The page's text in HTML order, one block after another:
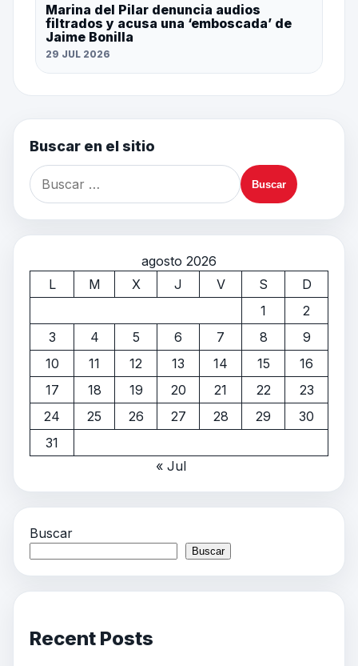
Marina del Pilar denuncia audios
filtrados y acusa una ‘emboscada’ de
Jaime Bonilla
29 JUL 2026
Buscar en el sitio
agosto 2026
L
M X J V S
D
1
2
3
4 5 6 7 8
9
10
11 12 13 14 15
16
17
18 19 20 21 22
23
24
25 26 27 28 29
30
31
« Jul
Buscar
Buscar
Recent Posts